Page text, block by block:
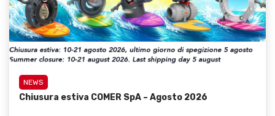
NEWS
Chiusura estiva COMER SpA – Agosto 2026